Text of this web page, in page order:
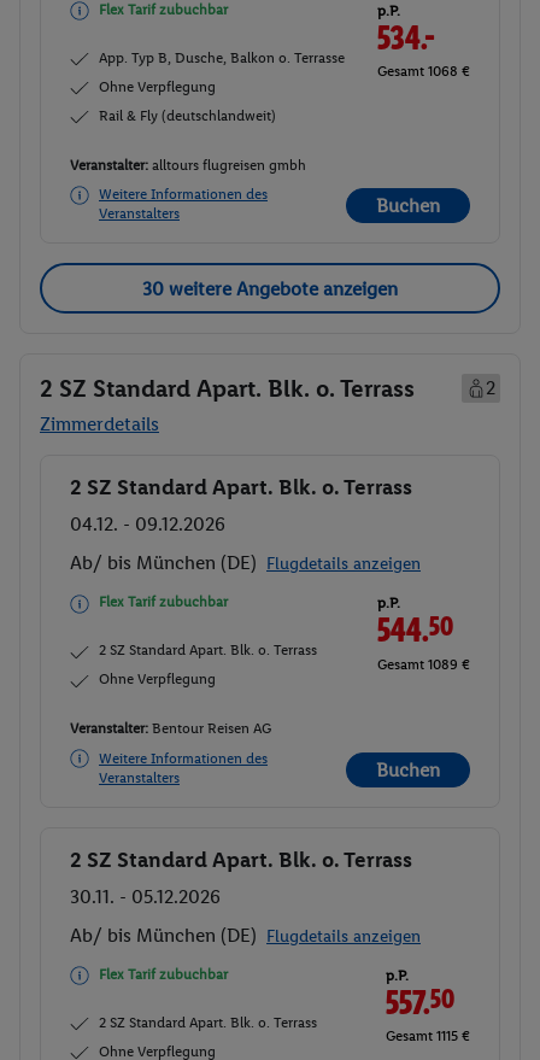
Flex Tarif zubuchbar
App. Typ B, Dusche, Balkon o. Terrasse
Ohne Verpflegung
Rail & Fly (deutschlandweit)
p.P.
534.-
Gesamt 1068 €
Veranstalter: alltours flugreisen gmbh
Weitere Informationen des
Veranstalters
Buchen
30 weitere Angebote anzeigen
2 SZ Standard Apart. Blk. o. Terrass
2
Zimmerdetails
Buchen
2 SZ Standard Apart. Blk. o. Terrass
04.12. - 09.12.2026
Ab/ bis München (DE) Flugdetails anzeigen
Flex Tarif zubuchbar
2 SZ Standard Apart. Blk. o. Terrass
Ohne Verpflegung
p.P.
544.50
Gesamt 1089 €
Veranstalter: Bentour Reisen AG
Weitere Informationen des
Veranstalters
Buchen
Buchen
2 SZ Standard Apart. Blk. o. Terrass
30.11. - 05.12.2026
Ab/ bis München (DE) Flugdetails anzeigen
Flex Tarif zubuchbar
2 SZ Standard Apart. Blk. o. Terrass
Ohne Verpflegung
p.P.
557.50
Gesamt 1115 €